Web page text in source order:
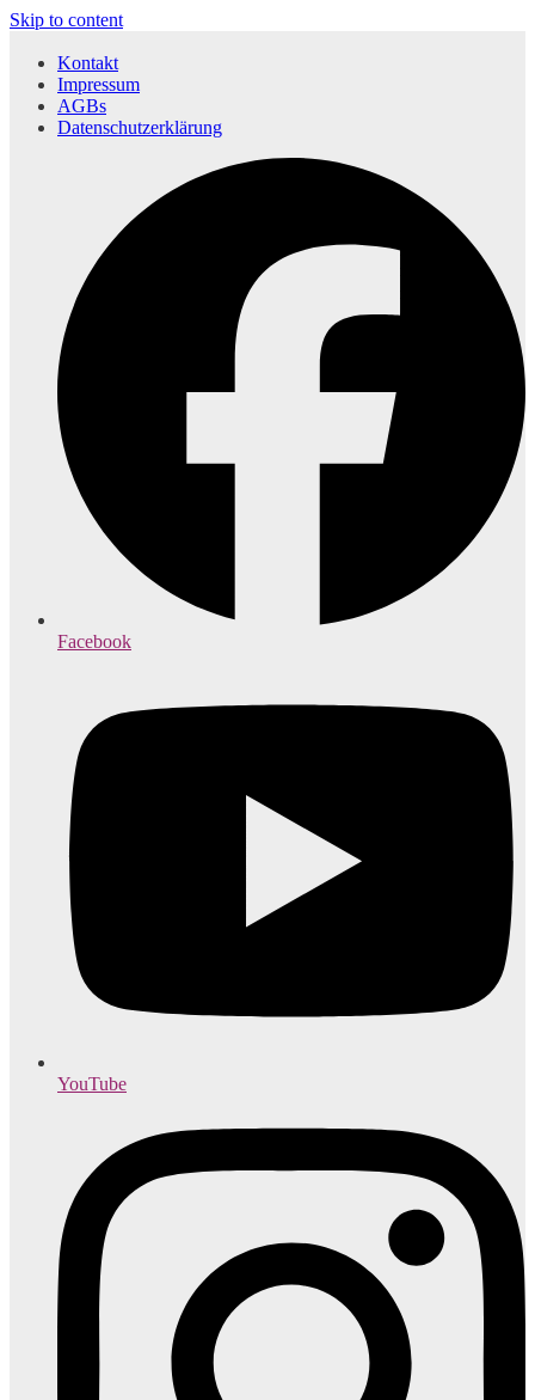
Skip to content
Kontakt
Impressum
AGBs
Datenschutzerklärung
Facebook
YouTube